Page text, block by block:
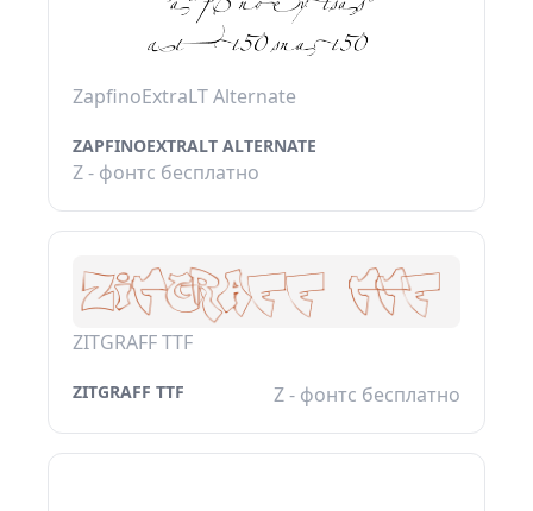
ZapfinoExtraLT Alternate
ZAPFINOEXTRALT ALTERNATE
Z - фонтс бесплатно
ZITGRAFF TTF
ZITGRAFF TTF Z - фонтс бесплатно